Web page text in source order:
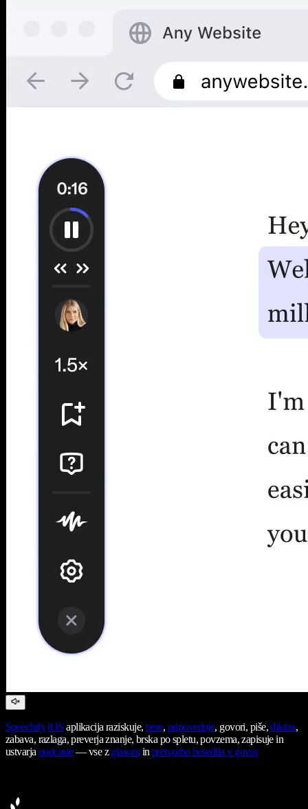
Speechify iOS aplikacija raziskuje, bere, pripoveduje, govori, piše,diktira,
zabava, razlaga, preverja znanje, brska po spletu, povzema, zapisuje in
ustvarjapodcaste— vse zglasominpretvorbo besedila v govor